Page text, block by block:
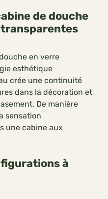
de douche
en verre
esthétique
crée une continuité
dans la décoration et
De manière
sensation
une cabine aux
à